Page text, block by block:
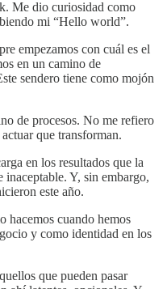
Me dio curiosidad como
mi “Hello world”.
empezamos con cuál es el
en un camino de
sendero tiene como mojón
de procesos. No me refiero
que transforman.
en los resultados que la
Y, sin embargo,
este año.
hacemos cuando hemos
y como identidad en los
que pueden pasar